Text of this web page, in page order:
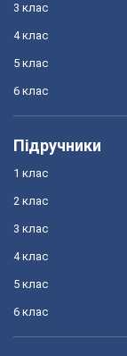
3 клас
4 клас
5 клас
6 клас
Підручники
1 клас
2 клас
3 клас
4 клас
5 клас
6 клас